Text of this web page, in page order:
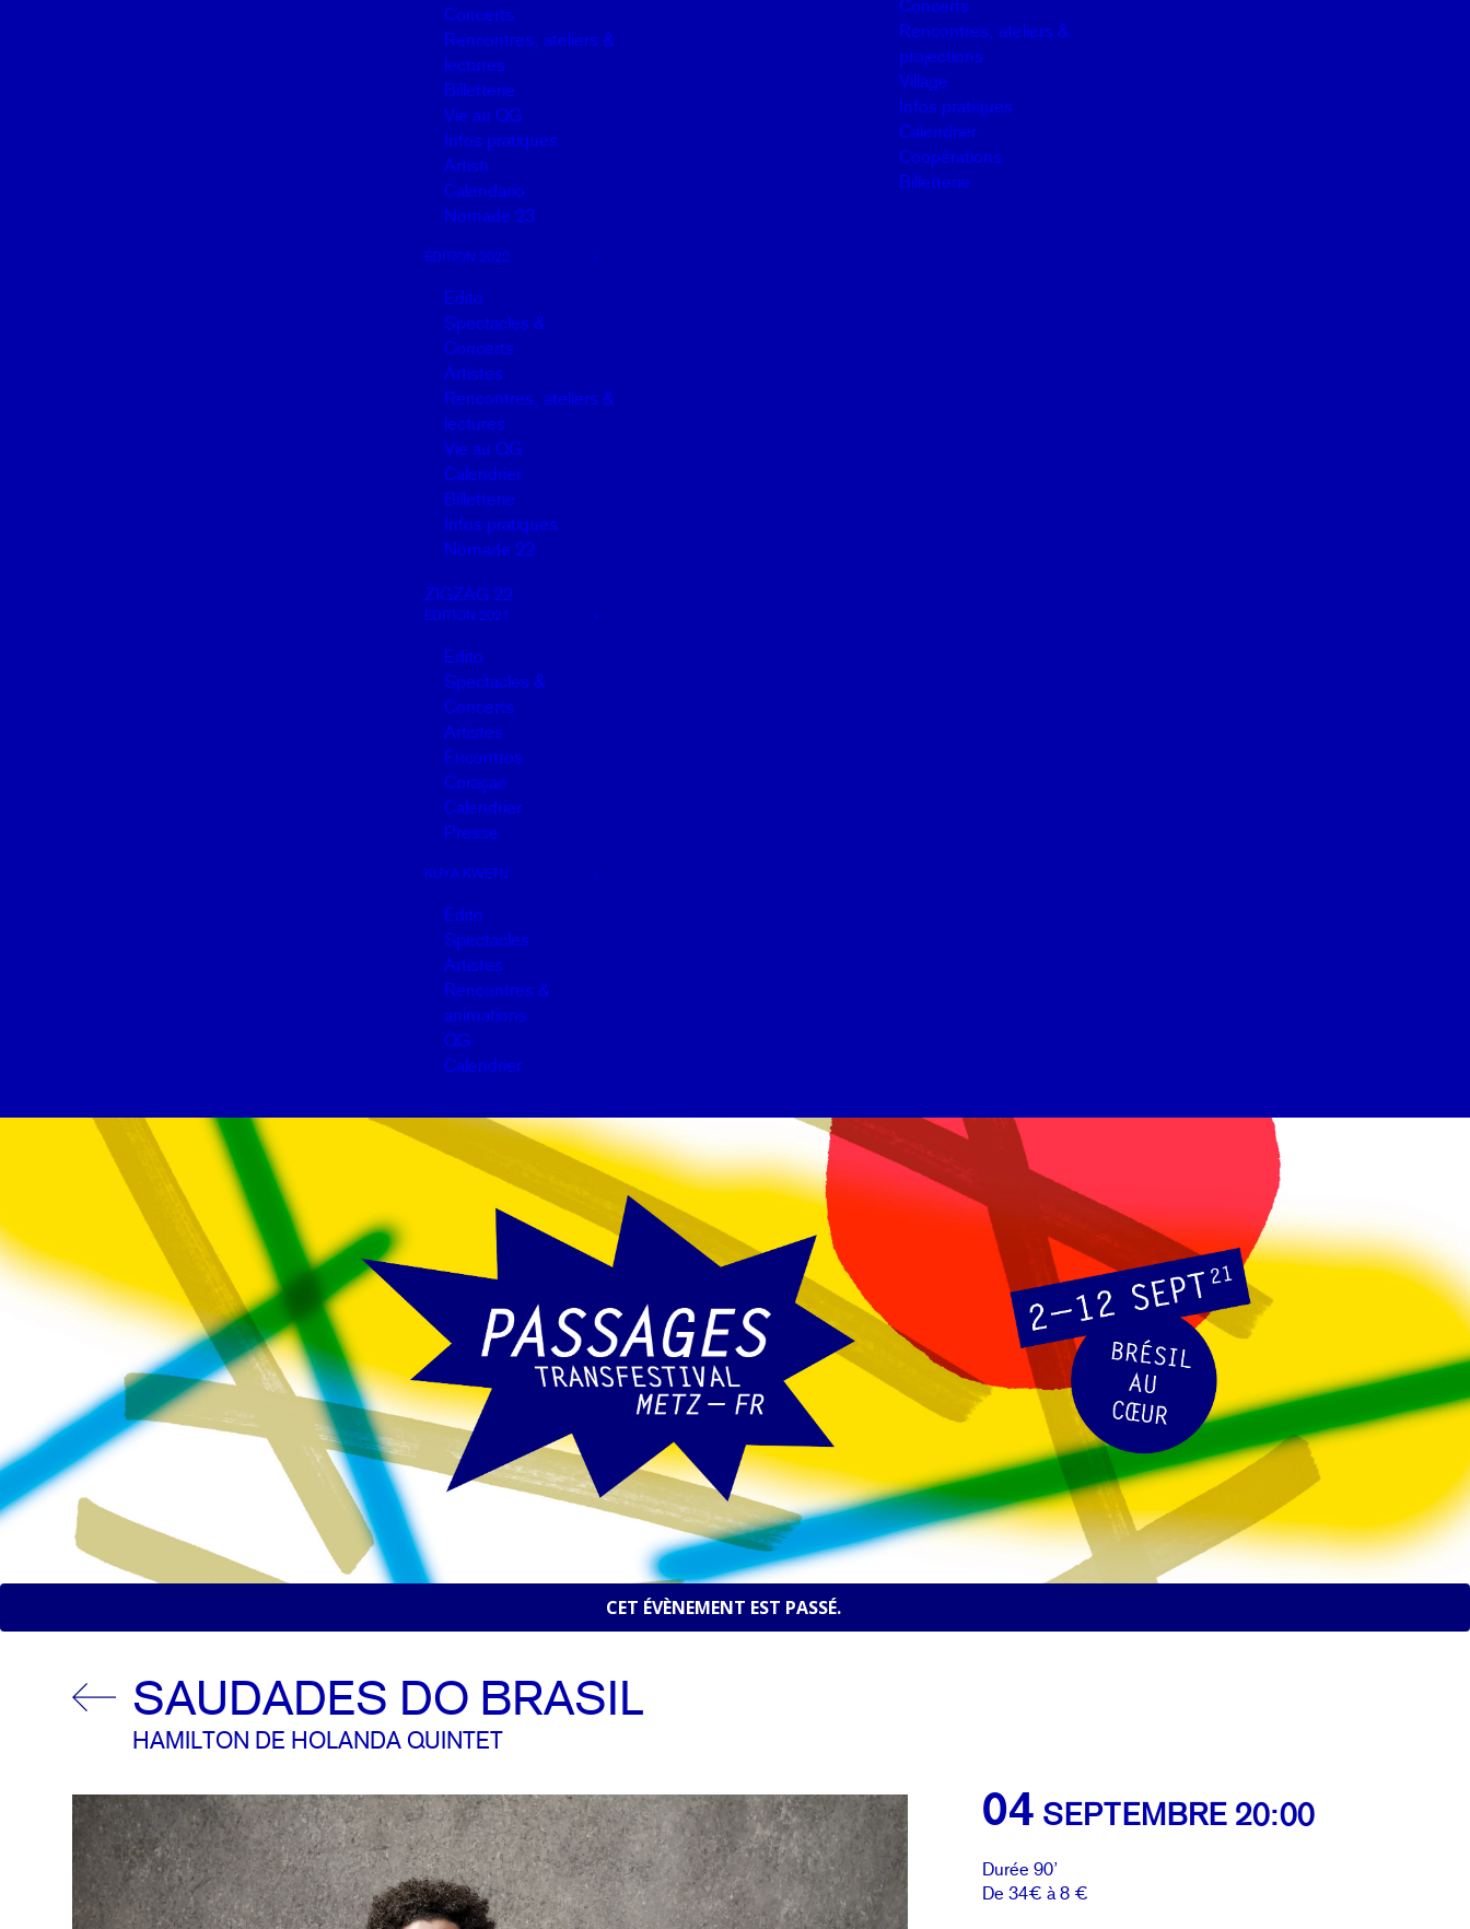
Concerts
Rencontres, ateliers &
lectures
Billetterie
Vie au QG
Infos pratiques
Artisti
Calendario
Nomade 23
ÉDITION 2022
Edito
Spectacles &
Concerts
Artistes
Rencontres, ateliers &
lectures
Vie au QG
Calendrier
Billetterie
Infos pratiques
Nomade 22
ZIGZAG 22
EDITION 2021
Edito
Spectacles &
Concerts
Artistes
Encontros
Coraçao
Calendrier
Presse
KUYA KWETU
Edito
Spectacles
Artistes
Rencontres &
animations
QG
Calendrier
Concerts
Rencontres, ateliers &
projections
Village
Infos pratiques
Calendrier
Coopérations
Billetterie
CET ÉVÈNEMENT EST PASSÉ.
SAUDADES DO BRASIL
HAMILTON DE HOLANDA QUINTET
04 SEPTEMBRE 20:00
Durée 90’
De 34€ à 8 €